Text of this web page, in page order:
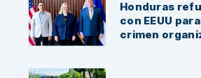
Honduras
con EEUU
crimen